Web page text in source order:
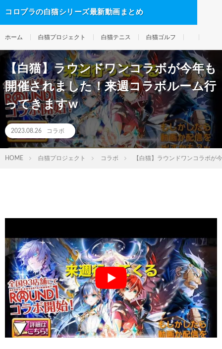
コロプラの白猫シリーズ最新動画まとめ
ホーム 白猫プロジェクト 白猫テニス 白猫ゴルフ
【白猫】ラウンドワンコラボが今年も
開催されました！来週コラボルーム行
ってきますw
2023.08.26 コラボ
HOME 白猫プロジェクト コラボ 【白猫】ラウンドワンコラボが